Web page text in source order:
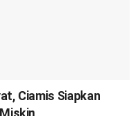
Ciamis Siapkan